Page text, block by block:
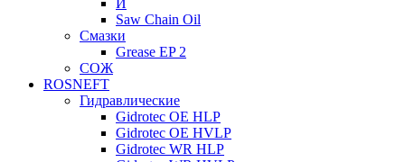
И
Saw Chain Oil
Смазки
Grease EP 2
СОЖ
ROSNEFT
Гидравлические
Gidrotec OE HLP
Gidrotec OE HVLP
Gidrotec WR HLP